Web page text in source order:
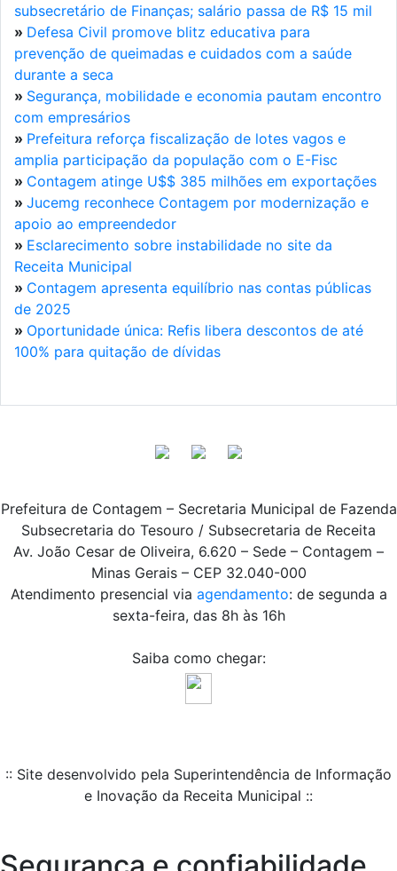
subsecretário de Finanças; salário passa de R$ 15 mil
» Defesa Civil promove blitz educativa para
prevenção de queimadas e cuidados com a saúde
durante a seca
» Segurança, mobilidade e economia pautam encontro
com empresários
» Prefeitura reforça fiscalização de lotes vagos e
amplia participação da população com o E-Fisc
» Contagem atinge U$$ 385 milhões em exportações
» Jucemg reconhece Contagem por modernização e
apoio ao empreendedor
» Esclarecimento sobre instabilidade no site da
Receita Municipal
» Contagem apresenta equilíbrio nas contas públicas
de 2025
» Oportunidade única: Refis libera descontos de até
100% para quitação de dívidas
Prefeitura de Contagem – Secretaria Municipal de Fazenda
Subsecretaria do Tesouro / Subsecretaria de Receita
Av. João Cesar de Oliveira, 6.620 – Sede – Contagem –
Minas Gerais – CEP 32.040-000
Atendimento presencial via agendamento: de segunda a
sexta-feira, das 8h às 16h
Saiba como chegar:
:: Site desenvolvido pela Superintendência de Informação
e Inovação da Receita Municipal ::